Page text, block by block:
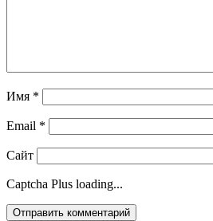
Имя *
Email *
Сайт
Captcha Plus loading...